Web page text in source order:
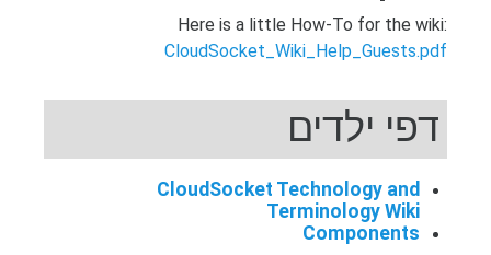
Here is a little How-To for the wiki:
CloudSocket_Wiki_Help_Guests.pdf
דפי ילדים
CloudSocket Technology and
Terminology Wiki
Components